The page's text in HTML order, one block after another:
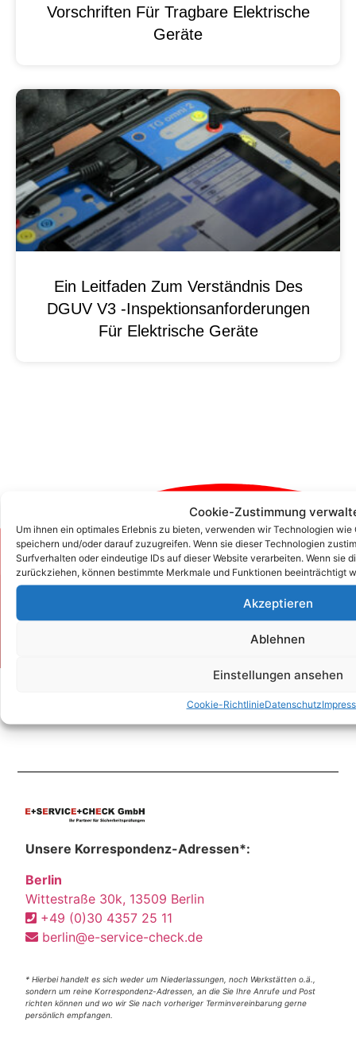
Cookie-Zustimmung
Um ihnen ein optimales Erlebnis zu bieten, verwenden wir Technologien
speichern und/oder darauf zuzugreifen. Wenn sie dieser Technologien
Surfverhalten oder eindeutige IDs auf dieser Website verarbeiten. Wenn sie
zurückziehen, können bestimmte Merkmale und Funktionen beeinträchtigt
Akzeptieren
Ablehnen
Einstellungen ansehen
Cookie-RichtlinieDatenschutz
Vorschriften Für Tragbare Elektrische
Geräte
Ein Leitfaden Zum Verständnis Des
DGUV V3 -Inspektionsanforderungen
Für Elektrische Geräte
Zum Kontaktformular
Unsere Korrespondenz-Adressen*:
Berlin
Wittestraße 30k, 13509 Berlin
+49 (0)30 4357 25 11
berlin@e-service-check.de
* Hierbei handelt es sich weder um Niederlassungen, noch Werkstätten o.ä.,
sondern um reine Korrespondenz-Adressen, an die Sie Ihre Anrufe und Post
richten können und wo wir Sie nach vorheriger Terminvereinbarung gerne
persönlich empfangen.